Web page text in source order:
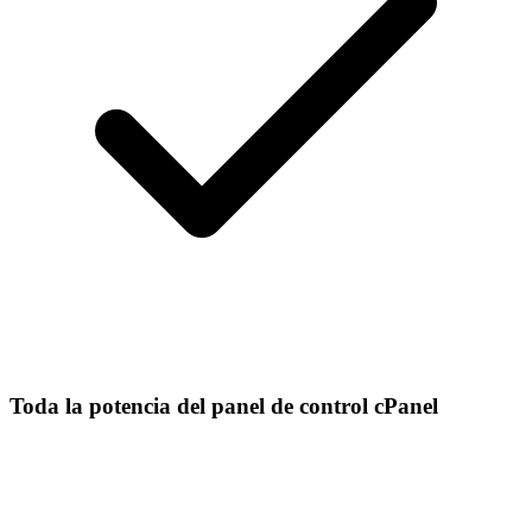
Toda la potencia del panel de control cPanel